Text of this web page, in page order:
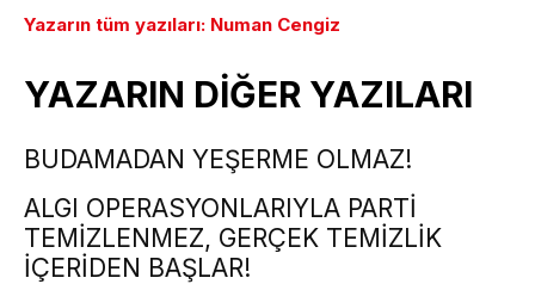
Yazarın tüm yazıları: Numan Cengiz
YAZARIN DİĞER YAZILARI
BUDAMADAN YEŞERME OLMAZ!
ALGI OPERASYONLARIYLA PARTİ
TEMİZLENMEZ, GERÇEK TEMİZLİK
İÇERİDEN BAŞLAR!